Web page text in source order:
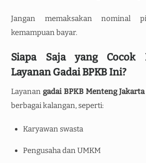
Jangan memaksakan nominal
kemampuan bayar.
Siapa Saja yang Cocok
Layanan Gadai BPKB Ini?
Layanangadai BPKB Menteng Jakarta
berbagai kalangan, seperti:
Karyawan swasta
Pengusaha dan UMKM